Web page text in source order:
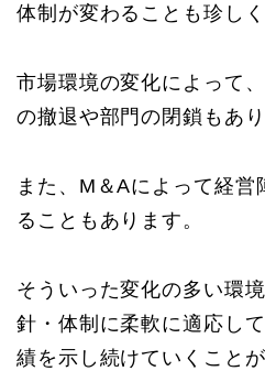
体制が変わることも珍しく
市場環境の変化によって
の撤退や部門の閉鎖もあり
また、M＆Aによって経営
ることもあります。
そういった変化の多い環
針・体制に柔軟に適応し
績を示し続けていくこと